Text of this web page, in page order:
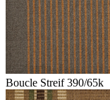
Boucle Streif 390/65k